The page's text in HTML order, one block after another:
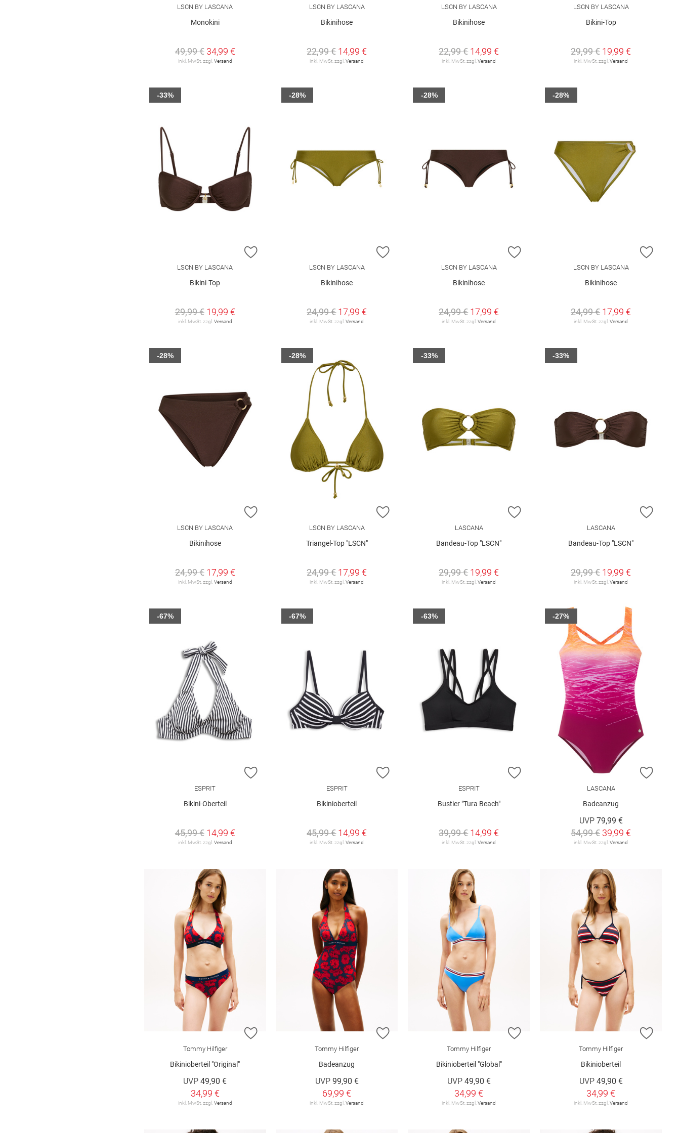
LSCN BY LASCANA
Monokini
49,99 € 34,99 €
inkl. MwSt. zzgl. Versand
LSCN BY LASCANA
Bikinihose
22,99 € 14,99 €
inkl. MwSt. zzgl.Versand
LSCN BY LASCANA
Bikinihose
22,99 € 14,99 €
inkl. MwSt. zzgl.Versand
LSCN BY LASCANA
Bikini-Top
29,99 € 19,99 €
inkl. MwSt. zzgl.Versand
ZUR WUNSCHLISTE HINZUFÜGEN
LSCN BY LASCANA
Bikini-Top
29,99 € 19,99 €
inkl. MwSt. zzgl. Versand
-33%
ZUR WUNSCHLISTE HINZUFÜGEN
LSCN BY LASCANA
Bikinihose
24,99 € 17,99 €
inkl. MwSt. zzgl.Versand
-28%
LSCN BY LASCANA
Bikinihose
24,99 € 17,99 €
inkl. MwSt. zzgl.Versand
-28%
ZUR
LSCN BY LASCANA
Bikinihose
24,99 € 17,99 €
inkl. MwSt. zzgl.Versand
-28%
ZUR WUNSCHLISTE HINZUFÜGEN
LSCN BY LASCANA
Bikinihose
24,99 € 17,99 €
inkl. MwSt. zzgl. Versand
-28%
ZUR WUNSCHLISTE HINZUFÜGEN
LSCN BY LASCANA
Triangel-Top "LSCN"
24,99 € 17,99 €
inkl. MwSt. zzgl.Versand
-28%
LASCANA
Bandeau-Top "LSCN"
29,99 € 19,99 €
inkl. MwSt. zzgl.Versand
-33%
ZUR
LASCANA
Bandeau-Top "LSCN"
29,99 € 19,99 €
inkl. MwSt. zzgl.Versand
-33%
ZUR WUNSCHLISTE HINZUFÜGEN
ESPRIT
Bikini-Oberteil
45,99 € 14,99 €
inkl. MwSt. zzgl. Versand
-67%
ZUR WUNSCHLISTE HINZUFÜGEN
ESPRIT
Bikinioberteil
45,99 € 14,99 €
inkl. MwSt. zzgl.Versand
-67%
ZUR WUNSCHLISTE HINZUFÜGEN
ESPRIT
Bustier "Tura Beach"
39,99 € 14,99 €
inkl. MwSt. zzgl.Versand
-63%
ZUR
LASCANA
Badeanzug
UVP 79,99 €
54,99 € 39,99 €
inkl. MwSt. zzgl.Versand
-27%
ZUR WUNSCHLISTE HINZUFÜGEN
Tommy Hilfiger
Bikinioberteil "Original"
UVP 49,90 €
34,99 €
inkl. MwSt. zzgl. Versand
ZUR WUNSCHLISTE HINZUFÜGEN
Tommy Hilfiger
Badeanzug
UVP 99,90 €
69,99 €
inkl. MwSt. zzgl.Versand
ZUR WUNSCHLISTE HINZUFÜGEN
Tommy Hilfiger
Bikinioberteil "Global"
UVP 49,90 €
34,99 €
inkl. MwSt. zzgl.Versand
ZUR
Tommy Hilfiger
Bikinioberteil
UVP 49,90 €
34,99 €
inkl. MwSt. zzgl.Versand